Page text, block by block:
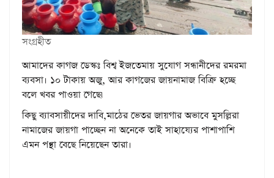
সংগ্রহীত
আমাদের কাগজ ডেস্কঃ বিশ্ব ইজতেমায় সুযোগ সন্ধানীদের রমরমা
ব্যবসা। ১০ টাকায় অজু, আর কাগজের জায়নামাজ বিক্রি হচ্ছে
বলে খবর পাওয়া গেছে৷
কিছু ব্যাবসায়ীদের দাবি,মাঠের ভেতর জায়গার অভাবে মুসল্লিরা
নামাজের জায়গা পাচ্ছেন না অনেকে তাই সাহায্যের পাশাপাশি
এমন পন্থা বেছে নিয়েছেন তারা।